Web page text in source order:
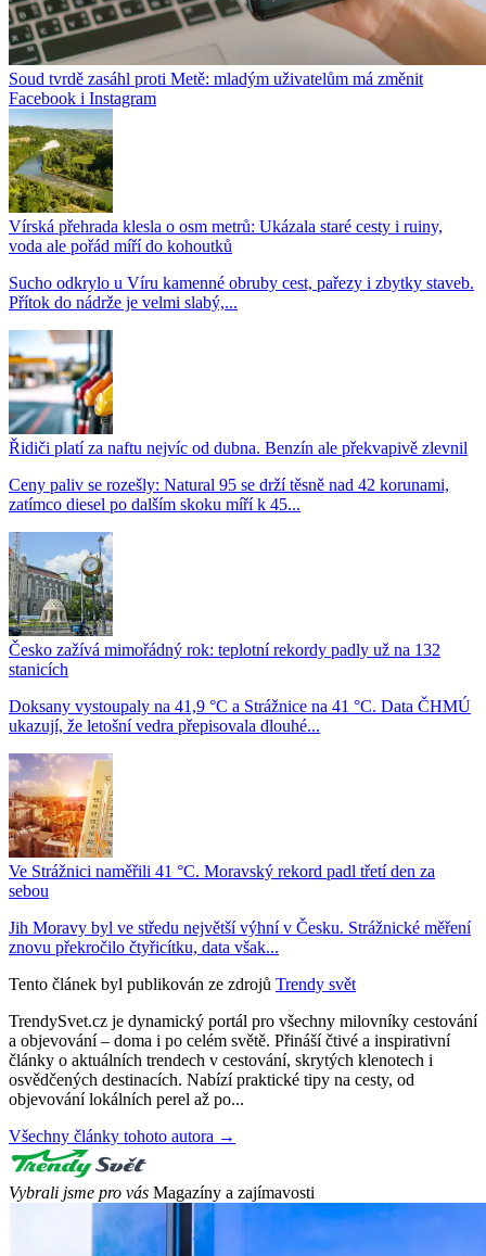
Soud tvrdě zasáhl proti Metě: mladým uživatelům má změnit
Facebook i Instagram
Vírská přehrada klesla o osm metrů: Ukázala staré cesty i ruiny,
voda ale pořád míří do kohoutků
Sucho odkrylo u Víru kamenné obruby cest, pařezy i zbytky staveb.
Přítok do nádrže je velmi slabý,...
Řidiči platí za naftu nejvíc od dubna. Benzín ale překvapivě zlevnil
Ceny paliv se rozešly: Natural 95 se drží těsně nad 42 korunami,
zatímco diesel po dalším skoku míří k 45...
Česko zažívá mimořádný rok: teplotní rekordy padly už na 132
stanicích
Doksany vystoupaly na 41,9 °C a Strážnice na 41 °C. Data ČHMÚ
ukazují, že letošní vedra přepisovala dlouhé...
Ve Strážnici naměřili 41 °C. Moravský rekord padl třetí den za
sebou
Jih Moravy byl ve středu největší výhní v Česku. Strážnické měření
znovu překročilo čtyřicítku, data však...
Tento článek byl publikován ze zdrojů Trendy svět
TrendySvet.cz je dynamický portál pro všechny milovníky cestování
a objevování – doma i po celém světě. Přináší čtivé a inspirativní
články o aktuálních trendech v cestování, skrytých klenotech i
osvědčených destinacích. Nabízí praktické tipy na cesty, od
objevování lokálních perel až po...
Všechny články tohoto autora →
Vybrali jsme pro vás Magazíny a zajímavosti